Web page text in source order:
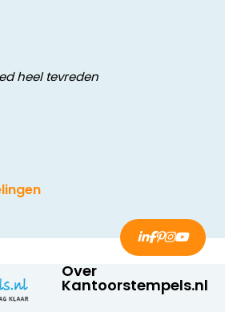
heel tevreden
Over
Kantoorstempels.nl